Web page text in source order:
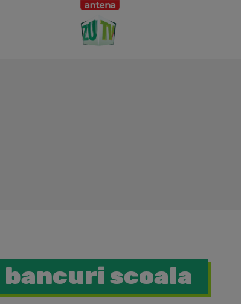
bancuri scoala